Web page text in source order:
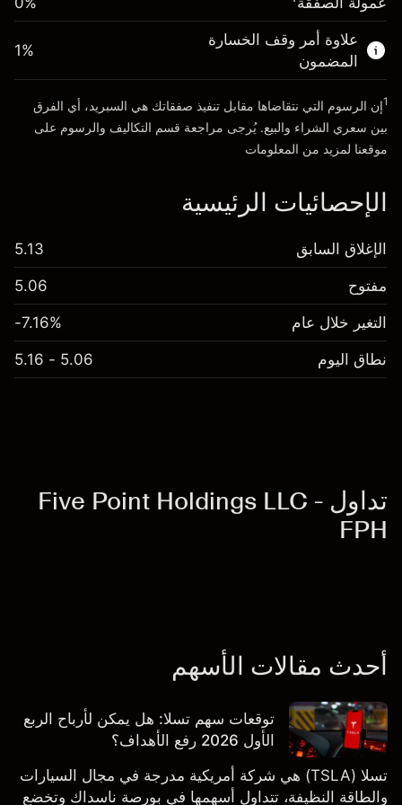
الأموال من الرافعة المالية ~ دولار
انتقل إلى المنصة
علاوة أمر وقف الخسارة
المضمون
1%
1إن الرسوم التي نتقاضاها مقابل تنفيذ صفقاتك هي السبريد، أي الفرق
بين سعري الشراء والبيع. يُرجى مراجعة قسم التكاليف والرسوم على
موقعنا لمزيد من المعلومات
الإحصائيات الرئيسية
الإغلاق السابق 5.13
مفتوح 5.06
التغير خلال عام -7.16%
نطاق اليوم 5.06 - 5.16
تداول Five Point Holdings LLC -
FPH
أحدث مقالات الأسهم
توقعات سهم تسلا: هل يمكن لأرباح الربع
الأول 2026 رفع الأهداف؟
تسلا (TSLA) هي شركة أمريكية مدرجة في مجال السيارات
والطاقة النظيفة، تتداول أسهمها في بورصة ناسداك وتخضع